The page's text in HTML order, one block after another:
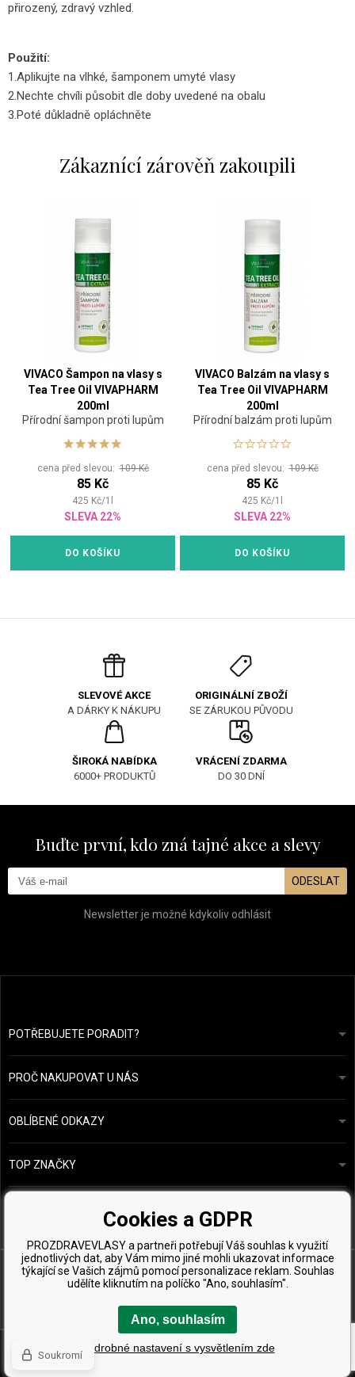
přirozený, zdravý vzhled.
Použití:
1.Aplikujte na vlhké, šamponem umyté vlasy
2.Nechte chvíli působit dle doby uvedené na obalu
3.Poté důkladně opláchněte
Zákaznící zárověň zakoupili
VIVACO Šampon na vlasy s
Tea Tree Oil VIVAPHARM
200ml
Přírodní šampon proti lupům
cena před slevou:109 Kč
85 Kč
425 Kč/1
SLEVA 22%
DO KOŠÍKU
VIVACO Balzám na vlasy s
Tea Tree Oil VIVAPHARM
200ml
Přírodní balzám proti lupům
cena před slevou:109 Kč
85 Kč
425 Kč/1
SLEVA 22%
DO KOŠÍKU
SLEVOVÉ AKCE
A DÁRKY K NÁKUPU
ORIGINÁLNÍ ZBOŽÍ
SE ZÁRUKOU PŮVODU
ŠIROKÁ NABÍDKA
6000+ PRODUKTŮ
VRÁCENÍ ZDARMA
DO 30 DNÍ
Buďte první, kdo zná tajné akce a slevy
ODESLAT
Newsletter je možné kdykoliv odhlásit
POTŘEBUJETE PORADIT?info@prozdravevlasy.cz
Odpovíme do 24 hodin.
PROČ NAKUPOVAT U NÁS
Obchodní podmínky
Ochrana osobních údajů
Přehled plateb a dopravy
OBLÍBENÉ ODKAZY
Náš příběh
TOP ZNAČKY
Kérastase
Paul Mitchell
Wella Professionals
Copyright © 2026 ProZdravéVlasy.cz, Všechny práva vyhrazena
Cookies a GDPR
PROZDRAVEVLASY a partneři potřebují Váš souhlas k využití
jednotlivých dat, aby Vám mimo jiné mohli ukazovat informace
týkající se Vašich zájmů pomocí personalizace reklam. Souhlas
udělíte kliknutím na políčko "Ano, souhlasím".
Ano, souhlasím
Podrobné nastavení s vysvětlením zde
Soukromí